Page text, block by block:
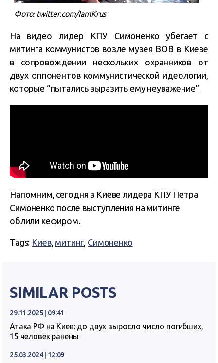
Фото: twitter.com/IamKrus
На видео лидер КПУ Симоненко убегает с
митинга коммунистов возле музея ВОВ в Киеве
в сопровождении нескольких охранников от
двух оппонентов коммунистической идеологии,
которые “пытались выразить ему неуважение”.
Напомним, сегодня в Киеве лидера КПУ Петра
Симоненко после выступления на митинге
облили кефиром.
Tags: Киев, митинг, Симоненко
SIMILAR POSTS
29.11.2025 | 09:41
Атака РФ на Киев: до двух выросло число погибших,
15 человек ранены
25.03.2024 | 12:09